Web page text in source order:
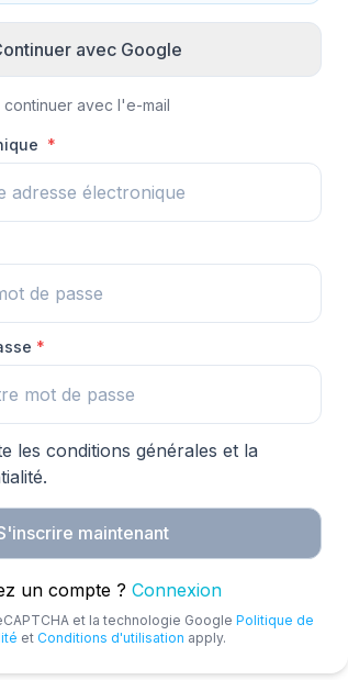
avec Google
continuer avec l'e-mail
*
*
les conditions générales et la
maintenant
un compte ? Connexion
et la technologie Google Politique de
et Conditions d'utilisation apply.